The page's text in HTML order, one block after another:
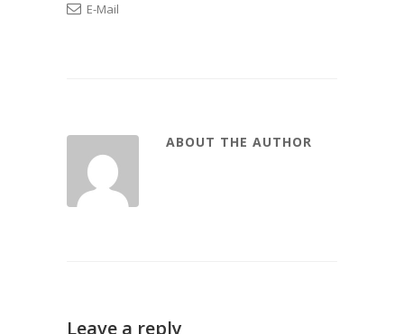
E-Mail
ABOUT THE AUTHOR
Leave a reply